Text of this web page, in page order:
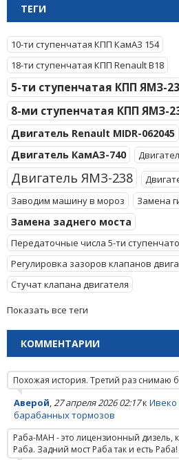
ТЕГИ
10-ти ступенчатая КПП КамАЗ 154
18-ти ступенчатая КПП Renault B18
5-ти ступенчатая КПП ЯМЗ-
8-ми ступенчатая КПП ЯМЗ-
Двигатель Renault MIDR-062045
Двигатель КамАЗ-740
Двигатель ЯМЗ-238
Заводим машину в мороз
Замена
Замена заднего моста
Передаточные числа 5-ти
Регулировка зазоров клапанов
Стучат клапана двигателя
Показать все теги
КОММЕНТАРИИ
Похожая история. Третий раз снимаю
Аверой,27 апреля 2026 02:17к Ивеко
барабанных тормозов
Раба-МАН - это лицензионный дизель,
Раба. Задний мост Раба так и есть Раба!